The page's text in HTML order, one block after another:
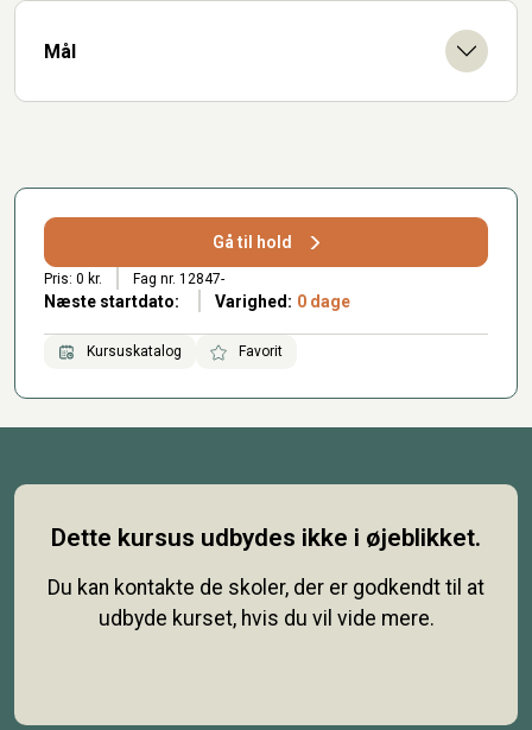
Mål
Gå til hold
Pris: 0 kr. Fag nr. 12847-
Næste startdato: Varighed: 0 dage
Kursuskatalog Favorit
Dette kursus udbydes ikke i øjeblikket.
Du kan kontakte de skoler, der er godkendt til at
udbyde kurset, hvis du vil vide mere.